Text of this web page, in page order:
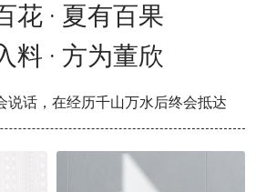
花 · 夏有百果
料 · 方为董欣
说话，在经历千山万水后终会抵达